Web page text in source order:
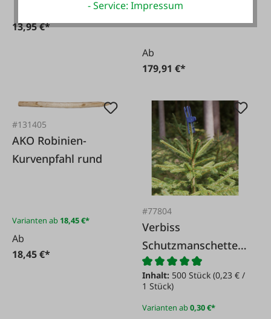
13,95 €*
m)
Ab
179,91 €*
#131405
AKO Robinien-
Kurvenpfahl rund
Varianten ab 18,45 €*
Ab
18,45 €*
#77804
Verbiss
Schutzmanschette
blau
Inhalt: 500 Stück(0,23 € /
1 Stück)
Varianten ab0,30 €*
- Service: Impressum